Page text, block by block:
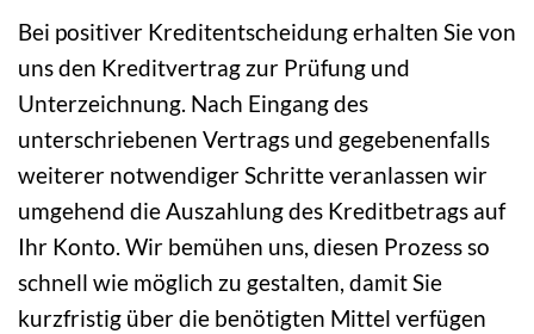
Bei positiver Kreditentscheidung erhalten Sie von
uns den Kreditvertrag zur Prüfung und
Unterzeichnung. Nach Eingang des
unterschriebenen Vertrags und gegebenenfalls
weiterer notwendiger Schritte veranlassen wir
umgehend die Auszahlung des Kreditbetrags auf
Ihr Konto. Wir bemühen uns, diesen Prozess so
schnell wie möglich zu gestalten, damit Sie
kurzfristig über die benötigten Mittel verfügen